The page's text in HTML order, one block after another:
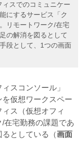
スでのコミュニケー
にするサービス「ク
リモートワーク/在宅
の解消を図るとして
段として、1つの画面
スコンソール」
仮想ワークスペー
ス（仮想オフィ
在宅勤務の課題であ
としている（画面